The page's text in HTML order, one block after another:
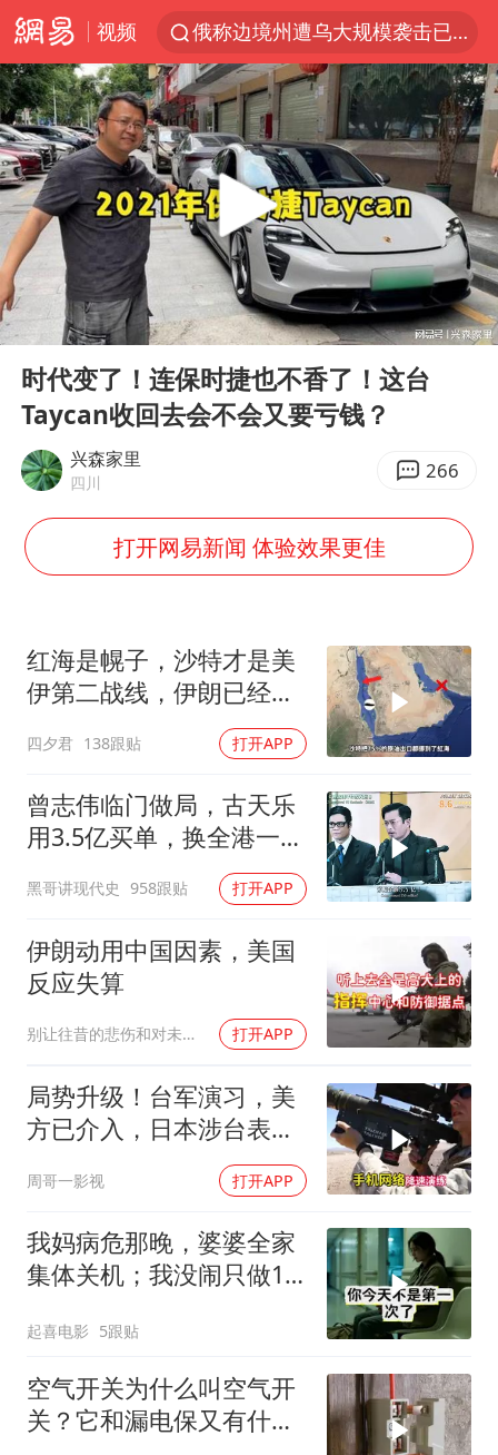
视频
俄称边境州遭乌大规模袭击已致13伤
《披荆斩棘2026》阵容官宣
全球最大级别运输船通过长江大桥
白海豚北上或致京津冀暴雨
10余省份将出现强风雨 局地特大暴雨
国足U17与阿森纳决赛取消 并列冠军
《龙餐馆》 冲奖
构建更高水平的全民健身公共服务体系
新疆一婚礼线上邀请引热议
美将每月供乌爱国者拦截导弹
云南一男子胃中取出180颗铁钉
“开学三件套”全线暴涨
奋力开创中国式现代化建设新局面
Play
00:00 08:19
时代变了！连保时捷也不香了！这台
Taycan收回去会不会又要亏钱？
兴森家里
四川 266
打开网易新闻 体验效果更佳
红海是幌子，沙特才是美
伊第二战线，伊朗已经输
四夕君 138跟贴 打开APP
曾志伟临门做局，古天乐
用3.5亿买单，换全港一声
黑哥讲现代史 958跟贴 打开APP
伊朗动用中国因素，美国
反应失算
别让往昔的悲伤和对未来的恐惧 打开APP
局势升级！台军演习，美
方已介入，日本涉台表述
突变，大陆已收到通知
周哥一影视 打开APP
我妈病危那晚，婆婆全家
集体关机；我没闹只做1
你是不是疯了？
起喜电影 5跟贴
空气开关为什么叫空气开
关？它和漏电保又有什么